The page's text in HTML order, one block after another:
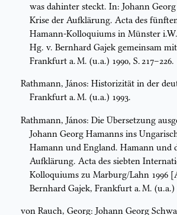
was dahinter steckt. In: Johann
Krise der Aufklärung. Acta des
Hamann-Kolloquiums in Münster
Hg. v. Bernhard Gajek gemeinsam
Frankfurt a. M. (u.a.) 1990, S. 217–226.
Rathmann, János: Historizität in der
Frankfurt a. M. (u.a.) 1993.
Rathmann, János: Die Übersetzung
Johann Georg Hamanns ins
Hamann und England. Hamann und
Aufklärung. Acta des siebten
Kolloquiums zu Marburg/Lahn 1996
Bernhard Gajek, Frankfurt a. M. (u.a.)
von Rauch, Georg: Johann Georg